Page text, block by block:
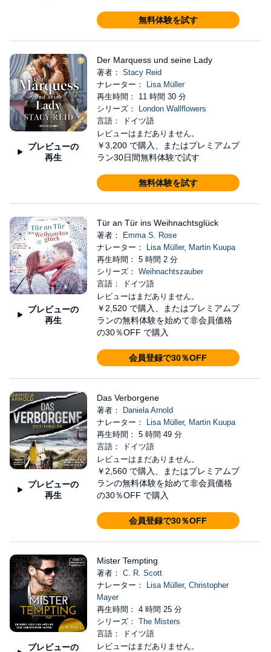
無料体験を試す
プレビューの
再生
Der Marquess und seine Lady
著者： Stacy Reid
ナレーター：
Lisa Müller
再生時間： 11 時間 30 分
シリーズ：
London Wallflowers
言語： ドイツ語
レビューはまだありません。
￥3,200 で購入、またはプレミアムプ
ラン30日間無料体験で試す
無料体験を試す
プレビューの
再生
Tür an Tür ins Weihnachtsglück
著者：
Emma S. Rose
ナレーター：
Lisa Müller, Martin Kuupa
再生時間： 5 時間 2 分
シリーズ： Weihnachtszauber
言語： ドイツ語
レビューはまだありません。
￥2,520 で購入、またはプレミアムプ
ランの無料体験を始めて非会員価格
の30％OFF で購入
会員登録で30％OFF
プレビューの
再生
Das Verborgene
著者：
Daniela Arnold
ナレーター：
Lisa Müller, Martin Kuupa
再生時間： 5 時間 49 分
言語： ドイツ語
レビューはまだありません。
￥2,560 で購入、またはプレミアムプ
ランの無料体験を始めて非会員価格
の30％OFF で購入
会員登録で30％OFF
プレビューの
Mister Tempting
著者： C. R. Scott
ナレーター：
Lisa Müller, Christopher
Mayer
再生時間： 4 時間 25 分
シリーズ： The Misters
言語： ドイツ語
レビューはまだありません。